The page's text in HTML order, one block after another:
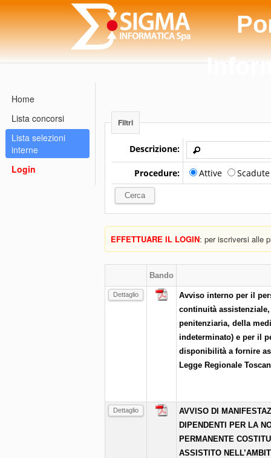
Home
Lista concorsi
Lista selezioni
interne
Login
Filtri
Descrizione:
Procedure: Attive
EFFETTUARE IL LOGIN: per iscriversi alle
Bando
Dettaglio
Avviso interno per il
continuità
penitenziaria, della
indeterminato) e per il
disponibilità a fornire
Legge Regionale
Dettaglio
AVVISO DI
DIPENDENTI PER LA
PERMANENTE
ASSISTITO